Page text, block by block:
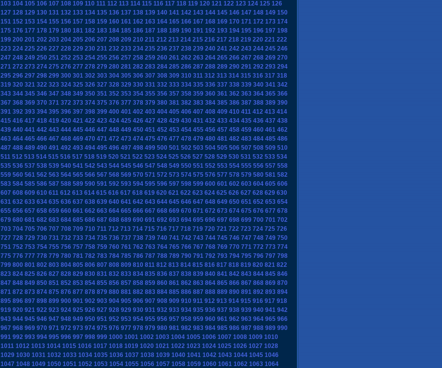
103 104 105 106 107 108 109 110 111 112 113 114 115 116 117 118 119 120 121 122 123 124 125 126
127 128 129 130 131 132 133 134 135 136 137 138 139 140 141 142 143 144 145 146 147 148 149 150
151 152 153 154 155 156 157 158 159 160 161 162 163 164 165 166 167 168 169 170 171 172 173 174
175 176 177 178 179 180 181 182 183 184 185 186 187 188 189 190 191 192 193 194 195 196 197 198
199 200 201 202 203 204 205 206 207 208 209 210 211 212 213 214 215 216 217 218 219 220 221 222
223 224 225 226 227 228 229 230 231 232 233 234 235 236 237 238 239 240 241 242 243 244 245 246
247 248 249 250 251 252 253 254 255 256 257 258 259 260 261 262 263 264 265 266 267 268 269 270
271 272 273 274 275 276 277 278 279 280 281 282 283 284 285 286 287 288 289 290 291 292 293 294
295 296 297 298 299 300 301 302 303 304 305 306 307 308 309 310 311 312 313 314 315 316 317 318
319 320 321 322 323 324 325 326 327 328 329 330 331 332 333 334 335 336 337 338 339 340 341 342
343 344 345 346 347 348 349 350 351 352 353 354 355 356 357 358 359 360 361 362 363 364 365 366
367 368 369 370 371 372 373 374 375 376 377 378 379 380 381 382 383 384 385 386 387 388 389 390
391 392 393 394 395 396 397 398 399 400 401 402 403 404 405 406 407 408 409 410 411 412 413 414
415 416 417 418 419 420 421 422 423 424 425 426 427 428 429 430 431 432 433 434 435 436 437 438
439 440 441 442 443 444 445 446 447 448 449 450 451 452 453 454 455 456 457 458 459 460 461 462
463 464 465 466 467 468 469 470 471 472 473 474 475 476 477 478 479 480 481 482 483 484 485 486
487 488 489 490 491 492 493 494 495 496 497 498 499 500 501 502 503 504 505 506 507 508 509 510
511 512 513 514 515 516 517 518 519 520 521 522 523 524 525 526 527 528 529 530 531 532 533 534
535 536 537 538 539 540 541 542 543 544 545 546 547 548 549 550 551 552 553 554 555 556 557 558
559 560 561 562 563 564 565 566 567 568 569 570 571 572 573 574 575 576 577 578 579 580 581 582
583 584 585 586 587 588 589 590 591 592 593 594 595 596 597 598 599 600 601 602 603 604 605 606
607 608 609 610 611 612 613 614 615 616 617 618 619 620 621 622 623 624 625 626 627 628 629 630
631 632 633 634 635 636 637 638 639 640 641 642 643 644 645 646 647 648 649 650 651 652 653 654
655 656 657 658 659 660 661 662 663 664 665 666 667 668 669 670 671 672 673 674 675 676 677 678
679 680 681 682 683 684 685 686 687 688 689 690 691 692 693 694 695 696 697 698 699 700 701 702
703 704 705 706 707 708 709 710 711 712 713 714 715 716 717 718 719 720 721 722 723 724 725 726
727 728 729 730 731 732 733 734 735 736 737 738 739 740 741 742 743 744 745 746 747 748 749 750
751 752 753 754 755 756 757 758 759 760 761 762 763 764 765 766 767 768 769 770 771 772 773 774
775 776 777 778 779 780 781 782 783 784 785 786 787 788 789 790 791 792 793 794 795 796 797 798
799 800 801 802 803 804 805 806 807 808 809 810 811 812 813 814 815 816 817 818 819 820 821 822
823 824 825 826 827 828 829 830 831 832 833 834 835 836 837 838 839 840 841 842 843 844 845 846
847 848 849 850 851 852 853 854 855 856 857 858 859 860 861 862 863 864 865 866 867 868 869 870
871 872 873 874 875 876 877 878 879 880 881 882 883 884 885 886 887 888 889 890 891 892 893 894
895 896 897 898 899 900 901 902 903 904 905 906 907 908 909 910 911 912 913 914 915 916 917 918
919 920 921 922 923 924 925 926 927 928 929 930 931 932 933 934 935 936 937 938 939 940 941 942
943 944 945 946 947 948 949 950 951 952 953 954 955 956 957 958 959 960 961 962 963 964 965 966
967 968 969 970 971 972 973 974 975 976 977 978 979 980 981 982 983 984 985 986 987 988 989 990
991 992 993 994 995 996 997 998 999 1000 1001 1002 1003 1004 1005 1006 1007 1008 1009 1010
1011 1012 1013 1014 1015 1016 1017 1018 1019 1020 1021 1022 1023 1024 1025 1026 1027 1028
1029 1030 1031 1032 1033 1034 1035 1036 1037 1038 1039 1040 1041 1042 1043 1044 1045 1046
1047 1048 1049 1050 1051 1052 1053 1054 1055 1056 1057 1058 1059 1060 1061 1062 1063 1064